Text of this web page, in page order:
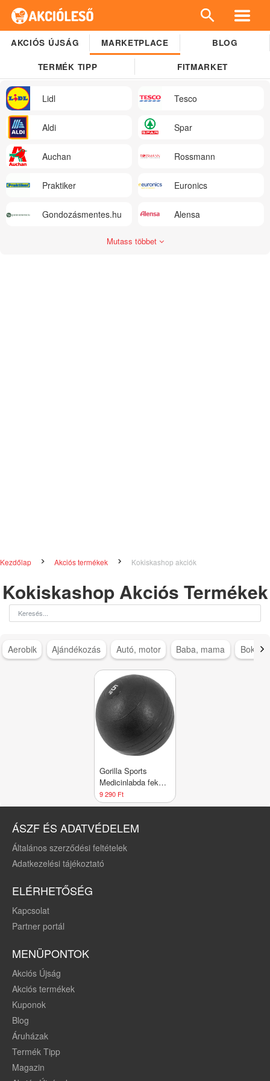
AKCIÓS ÚJSÁG MARKETPLACE BLOG
TERMÉK TIPP FITMARKET
Lidl Tesco
Aldi Spar
Auchan Rossmann
Praktiker Euronics
Gondozásmentes.hu Alensa
Mutass többet
Kezdőlap Akciós termékek Kokiskashop akciók
Kokiskashop Akciós Termékek
Aerobik Ajándékozás Autó, motor Baba, mama
Gorilla Sports
Medicinlabda fekete
5 kg
9 290 Ft
ÁSZF ÉS ADATVÉDELEM
Általános szerződési feltételek
Adatkezelési tájékoztató
ELÉRHETŐSÉG
Kapcsolat
Partner portál
MENÜPONTOK
Akciós Újság
Akciós termékek
Kuponok
Blog
Áruházak
Termék Tipp
Magazin